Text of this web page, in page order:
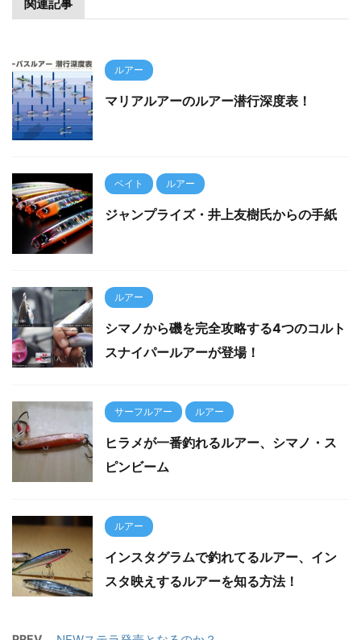
関連記事
ルアー
マリアルアーのルアー潜行深度表！
ベイト ルアー
ジャンプライズ・井上友樹氏からの手紙
ルアー
シマノから磯を完全攻略する4つのコルト
スナイパールアーが登場！
サーフルアー ルアー
ヒラメが一番釣れるルアー、シマノ・ス
ピンビーム
ルアー
インスタグラムで釣れてるルアー、イン
スタ映えするルアーを知る方法！